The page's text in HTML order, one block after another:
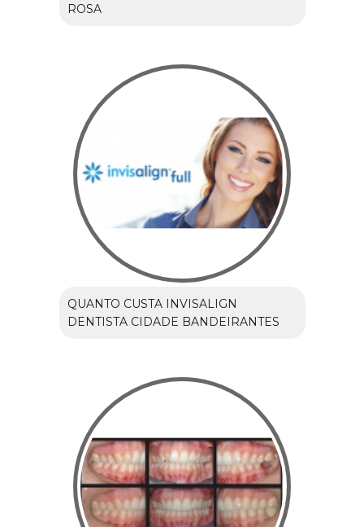
ROSA
QUANTO CUSTA INVISALIGN
DENTISTA CIDADE BANDEIRANTES